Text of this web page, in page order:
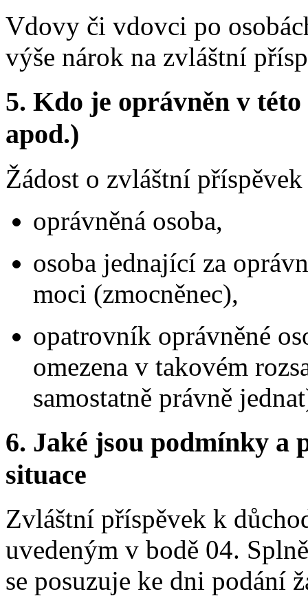
Vdovy či vdovci po
výše nárok na zvláštní
5. Kdo je oprávněn v
apod.)
Žádost o zvláštní
oprávněná osoba,
osoba jednající za
moci (zmocněnec),
opatrovník oprávněné
omezena v takovém
samostatně právně
6. Jaké jsou podmínky a
situace
Zvláštní příspěvek k
uvedeným v bodě 04.
se posuzuje ke dni podání